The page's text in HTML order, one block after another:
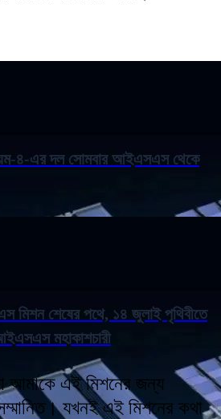
৪-এর দল সোমবার আইএসএস থেকে
মিশন শেষের পথে, ১৪ জুলাই পৃথিবীতে
মহাকাশচারী
আমাকে এই মিশনের জন্য
যখনই এই মিশনের কথা